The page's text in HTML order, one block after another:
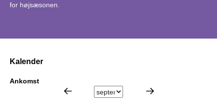
for højsæsonen.
Kalender
Ankomst